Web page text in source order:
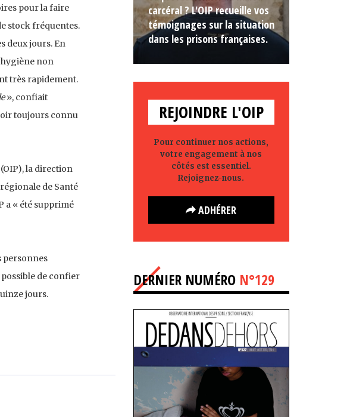
pour la faire
stock fréquentes.
deux jours. En
non
très rapidement.
», confiait
toujours connu
la direction
de Santé
a « été supprimé
personnes
de confier
jours.
carcéral ? L'OIP recueille vos
témoignages sur la situation
dans les prisons françaises.
REJOINDRE L'OIP
Pour continuer nos actions,
votre engagement à nos
côtés est essentiel.
Rejoignez-nous.
ADHÉRER
DERNIER NUMÉRO N°129